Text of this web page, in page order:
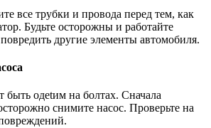
все трубки и провода перед тем, как
Будьте осторожны и работайте
другие элементы автомобиля.
быть одetим на болтах. Сначала
снимите насос. Проверьте на